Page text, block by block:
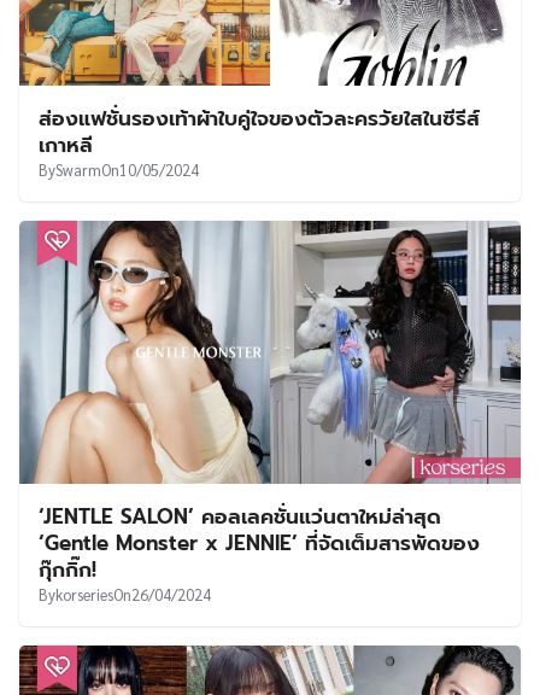
ส่องแฟชั่นรองเท้าผ้าใบคู่ใจของตัวละครวัยใสในซีรีส์
เกาหลี
BySwarmOn10/05/2024
‘JENTLE SALON’ คอลเลคชั่นแว่นตาใหม่ล่าสุด
‘Gentle Monster x JENNIE’ ที่จัดเต็มสารพัดของ
กุ๊กกิ๊ก!
BykorseriesOn26/04/2024